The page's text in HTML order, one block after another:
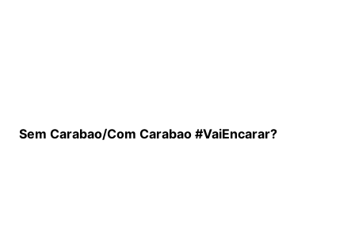
Sem Carabao/Com Carabao #VaiEncarar?